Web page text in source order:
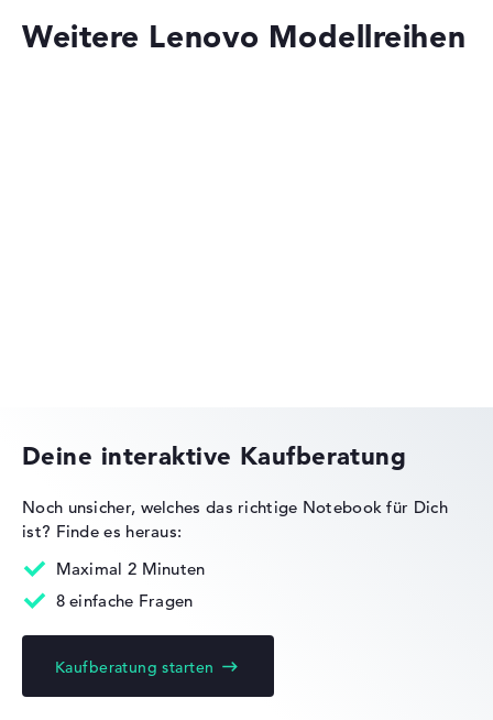
Weitere Lenovo Modellreihen
Lenovo ThinkPad
Deine interaktive Kaufberatung
Noch unsicher, welches das richtige Notebook für Dich
ist? Finde es heraus:
Maximal 2 Minuten
8 einfache Fragen
Kaufberatung starten